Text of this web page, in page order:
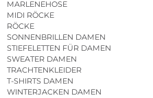
MARLENEHOSE
MIDI RÖCKE
RÖCKE
SONNENBRILLEN DAMEN
STIEFELETTEN FÜR DAMEN
SWEATER DAMEN
TRACHTENKLEIDER
T-SHIRTS DAMEN
WINTERJACKEN DAMEN